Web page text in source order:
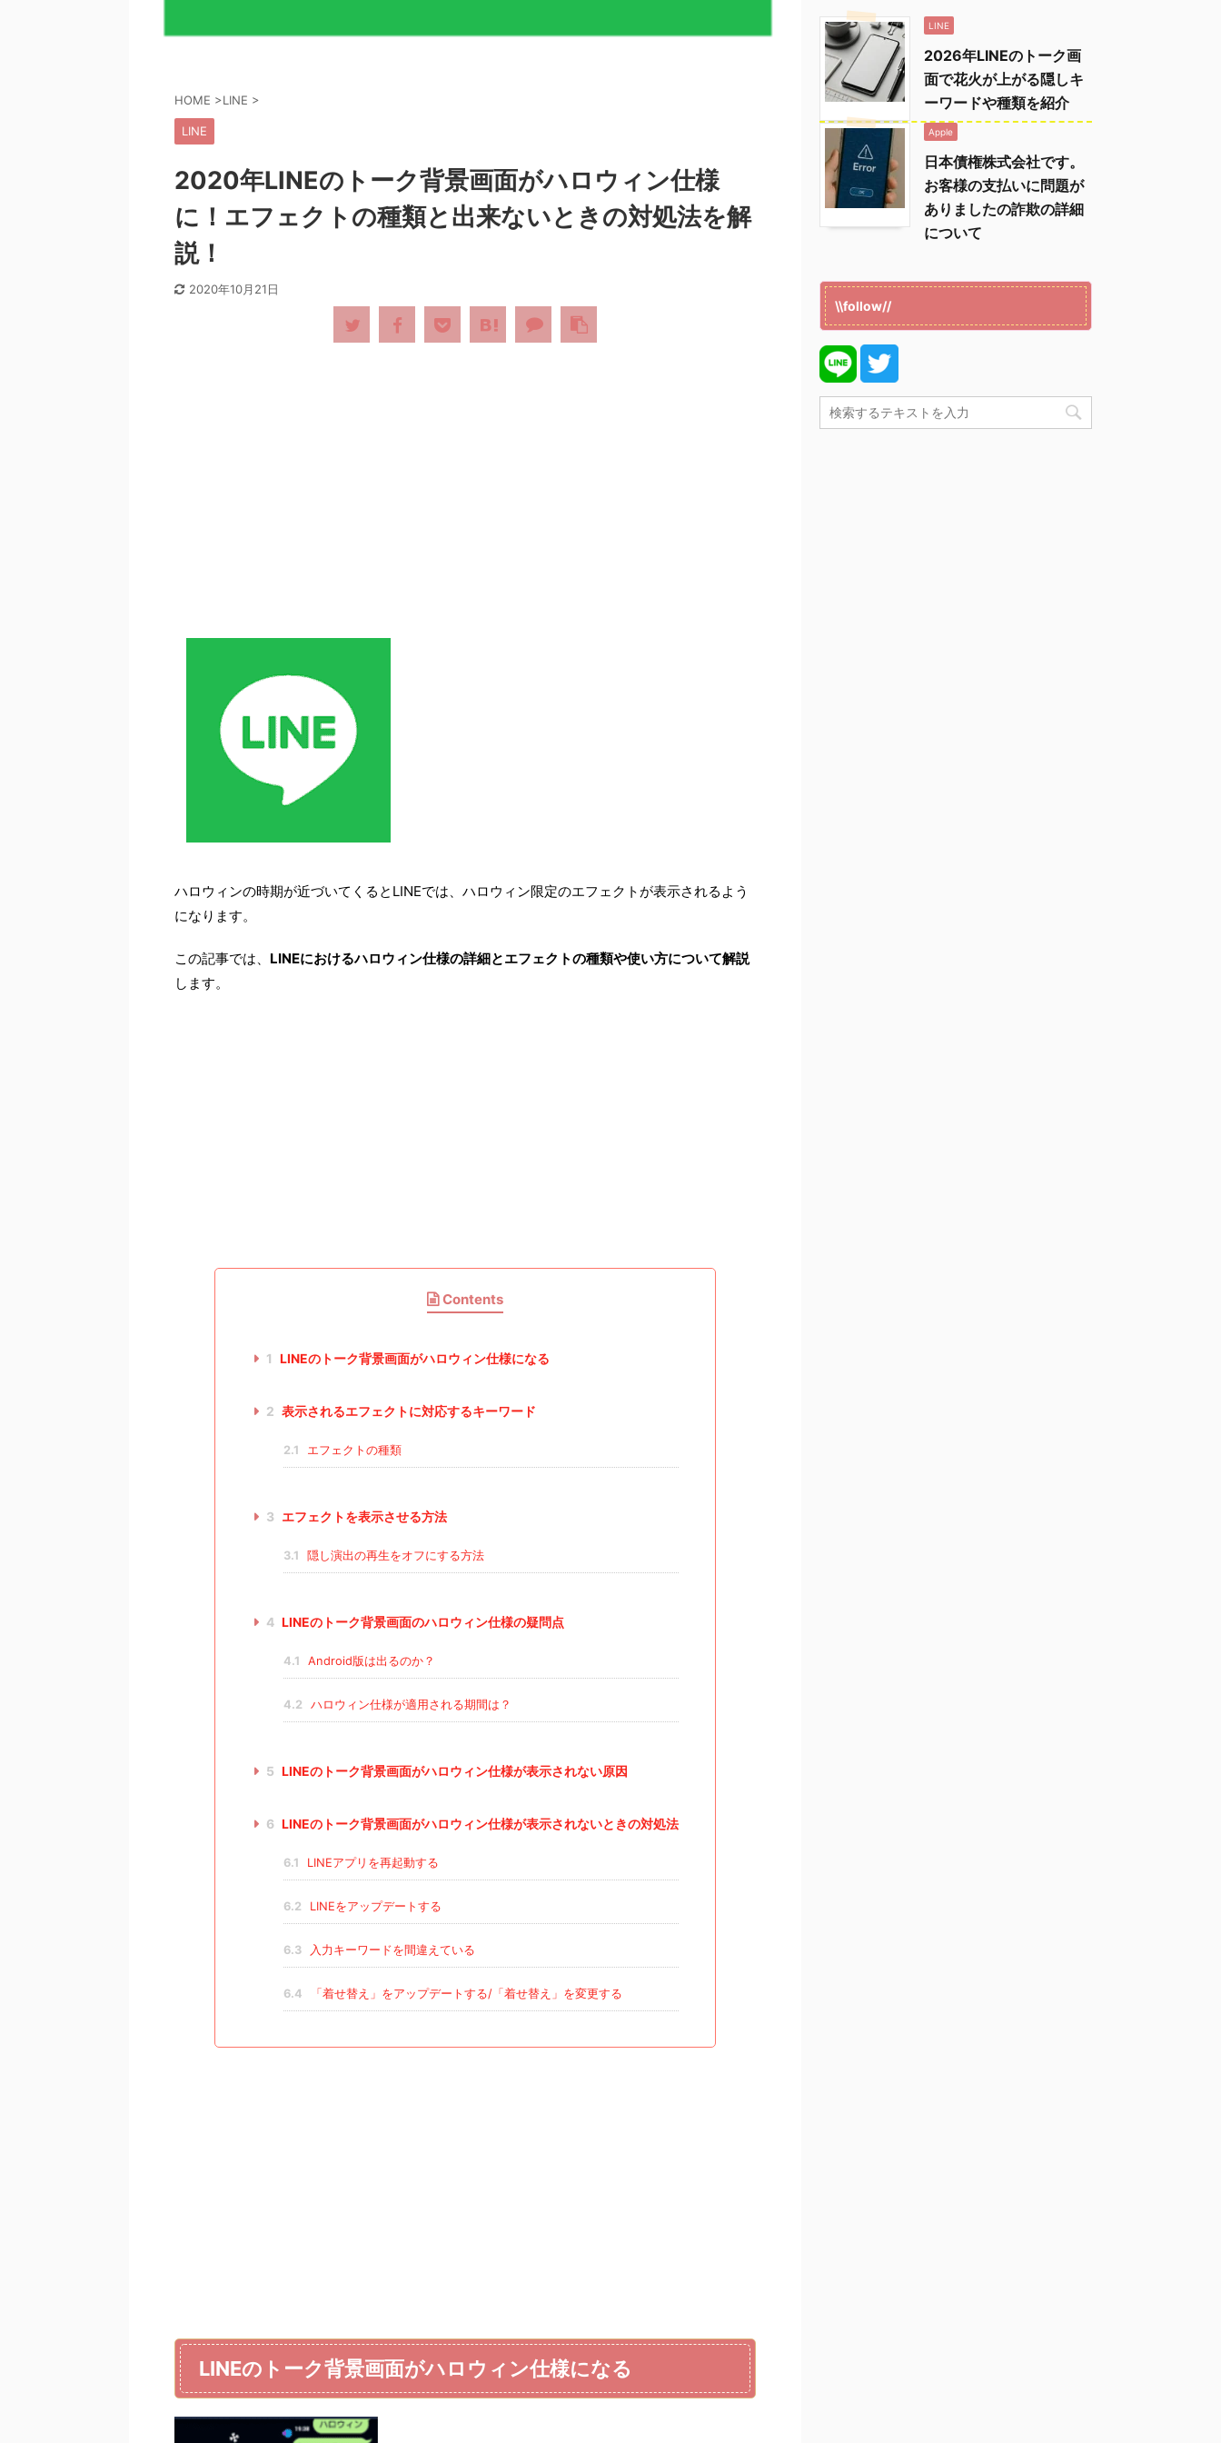
HOME >LINE >
LINE
2020年LINEのトーク背景画面がハロウィン仕様
に！エフェクトの種類と出来ないときの対処法を解
説！
2020年10月21日
ハロウィンの時期が近づいてくるとLINEでは、ハロウィン限定のエフェクトが表示されるよう
になります。
この記事では、 LINEにおけるハロウィン仕様の詳細とエフェクトの種類や使い方について解説
します。
Contents
1 LINEのトーク背景画面がハロウィン仕様になる
2 表示されるエフェクトに対応するキーワード
2.1 エフェクトの種類
3 エフェクトを表示させる方法
3.1 隠し演出の再生をオフにする方法
4 LINEのトーク背景画面のハロウィン仕様の疑問点
4.1 Android版は出るのか？
4.2 ハロウィン仕様が適用される期間は？
5 LINEのトーク背景画面がハロウィン仕様が表示されない原因
6 LINEのトーク背景画面がハロウィン仕様が表示されないときの対処法
6.1 LINEアプリを再起動する
6.2 LINEをアップデートする
6.3 入力キーワードを間違えている
6.4 「着せ替え」をアップデートする/「着せ替え」を変更する
LINEのトーク背景画面がハロウィン仕様になる
LINE
2026年LINEのトーク画
面で花火が上がる隠しキ
ーワードや種類を紹介
Apple
日本債権株式会社です。
お客様の支払いに問題が
ありましたの詐欺の詳細
について
\\follow//